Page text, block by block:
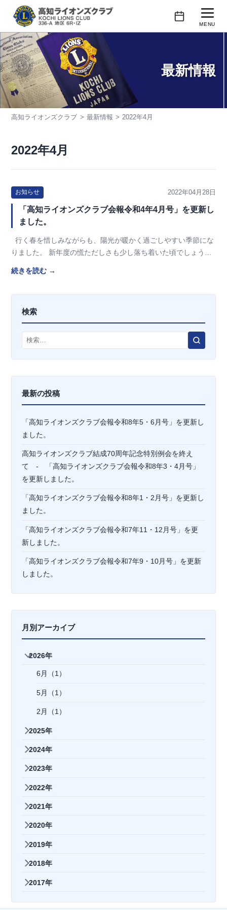
テ
ン
ツ
へ
ス
MENU
行事予定
クラブの紹介
会長あいさつ
活動紹介
会員紹介
最新情報
高知ライオンズクラブ 最新情報 2022年4月
2022年4月
お知らせ 2022年04月28日
「高知ライオンズクラブ会報令和4年4月号」を更新し
ました。
行く春を惜しみながらも、陽光が暖かく過ごしやすい季節にな
りました。 新年度の慌ただしさも少し落ち着いた頃でしょう
続きを読む →
検索
検
最新の投稿
「高知ライオンズクラブ会報令和8年5・6月号」を更新し
ました。
高知ライオンズクラブ結成70周年記念特別例会を終え
て - 「高知ライオンズクラブ会報令和8年3・4月号」
を更新しました。
「高知ライオンズクラブ会報令和8年1・2月号」を更新し
ました。
「高知ライオンズクラブ会報令和7年11・12月号」を更
新しました。
「高知ライオンズクラブ会報令和7年9・10月号」を更新
しました。
月別アーカイブ
2026年
6月（1）
5月（1）
2月（1）
2025年
2024年
2023年
2022年
2021年
2020年
2019年
2018年
2017年